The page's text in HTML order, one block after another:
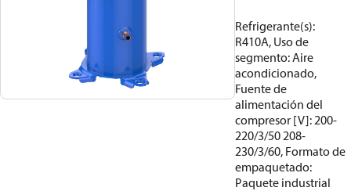
Refrigerante(s):
R410A, Uso de
segmento: Aire
acondicionado,
Fuente de
alimentación del
compresor [V]: 200-
220/3/50 208-
230/3/60, Formato de
empaquetado:
Paquete industrial